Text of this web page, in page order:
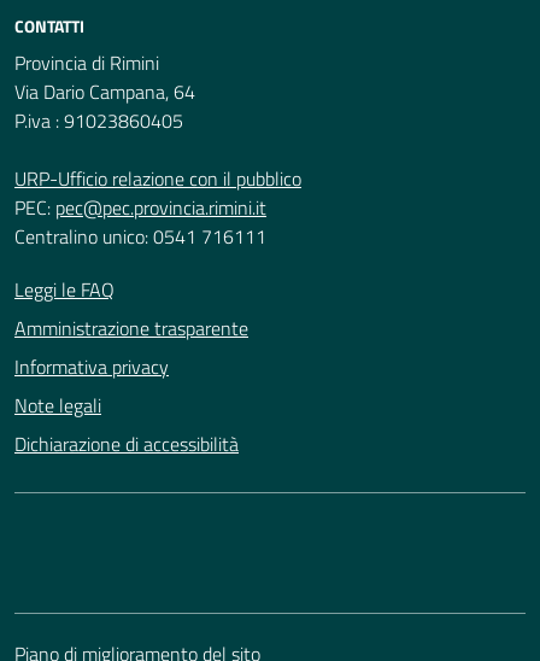
CONTATTI
Provincia di Rimini
Via Dario Campana, 64
P.iva : 91023860405
URP-Ufficio relazione con il pubblico
PEC: pec@pec.provincia.rimini.it
Centralino unico: 0541 716111
Leggi le FAQ
Amministrazione trasparente
Informativa privacy
Note legali
Dichiarazione di accessibilità
Piano di miglioramento del sito